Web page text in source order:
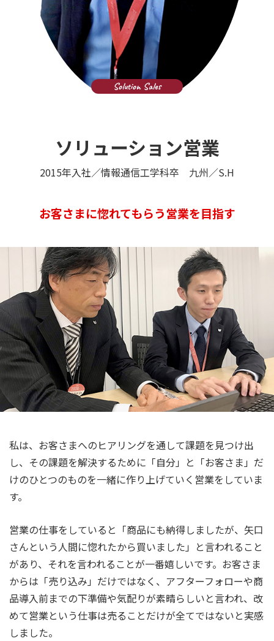
ソリューション営業
2015年入社／情報通信工学科卒 九州／S.H
お客さまに惚れてもらう営業を目指す
私は、お客さまへのヒアリングを通して課題を見つけ出
し、その課題を解決するために「自分」と「お客さま」だ
けのひとつのものを一緒に作り上げていく営業をしていま
す。
営業の仕事をしていると「商品にも納得しましたが、矢口
さんという人間に惚れたから買いました」と言われること
があり、それを言われることが一番嬉しいです。お客さま
からは「売り込み」だけではなく、アフターフォローや商
品導入前までの下準備や気配りが素晴らしいと言われ、改
めて営業という仕事は売ることだけが全てではないと実感
しました。